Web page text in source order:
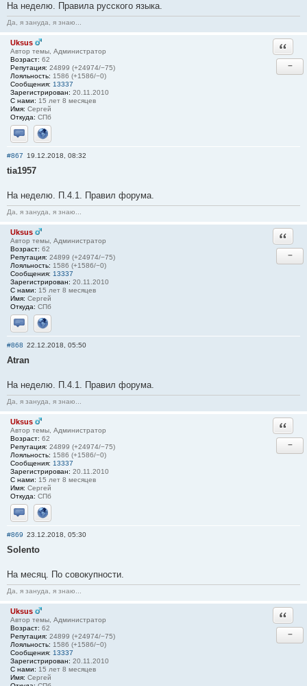
На неделю. Правила русского языка.
Да, я зануда, я знаю...
Uksus
Автор темы, Администратор
Возраст: 62
Репутация: 24899 (+24974/−75)
Лояльность: 1586 (+1586/−0)
Сообщения: 13337
Зарегистрирован: 20.11.2010
С нами: 15 лет 8 месяцев
Имя: Сергей
Откуда: СПб
Отправить личное сообщение
Сайт
−
#867 19.12.2018, 08:32
tia1957
На неделю. П.4.1. Правил форума.
Да, я зануда, я знаю...
Uksus
Автор темы, Администратор
Возраст: 62
Репутация: 24899 (+24974/−75)
Лояльность: 1586 (+1586/−0)
Сообщения: 13337
Зарегистрирован: 20.11.2010
С нами: 15 лет 8 месяцев
Имя: Сергей
Откуда: СПб
Отправить личное сообщение
Сайт
−
#868 22.12.2018, 05:50
Atran
На неделю. П.4.1. Правил форума.
Да, я зануда, я знаю...
Uksus
Автор темы, Администратор
Возраст: 62
Репутация: 24899 (+24974/−75)
Лояльность: 1586 (+1586/−0)
Сообщения: 13337
Зарегистрирован: 20.11.2010
С нами: 15 лет 8 месяцев
Имя: Сергей
Откуда: СПб
Отправить личное сообщение
Сайт
−
#869 23.12.2018, 05:30
Solento
На месяц. По совокупности.
Да, я зануда, я знаю...
Uksus
Автор темы, Администратор
Возраст: 62
Репутация: 24899 (+24974/−75)
Лояльность: 1586 (+1586/−0)
Сообщения: 13337
Зарегистрирован: 20.11.2010
С нами: 15 лет 8 месяцев
Имя: Сергей
−